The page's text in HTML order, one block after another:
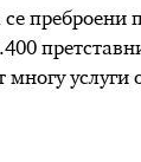
преброени
услуги